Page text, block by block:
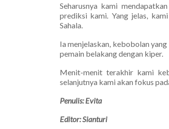
Seharusnya kami
prediksi kami. Yang jelas,
Sahala.
Ia menjelaskan, kebobolan
pemain belakang dengan kiper.
Menit-menit terakhir kami
selanjutnya kami akan fokus
Penulis: Evita
Editor: Sianturi